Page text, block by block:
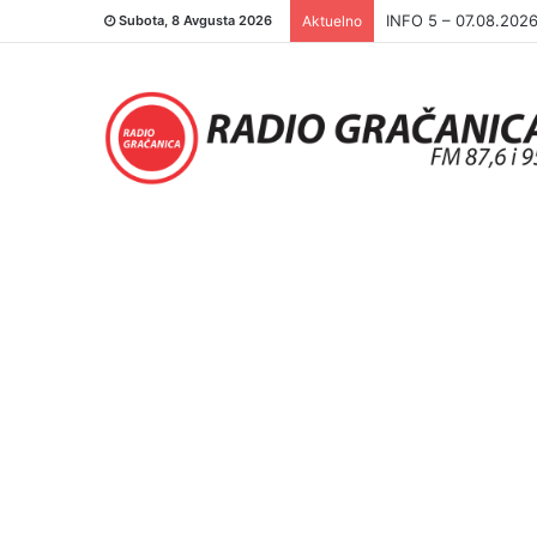
Subota, 8 Avgusta 2026 Aktuelno INFO 5 – 06.08.2026.